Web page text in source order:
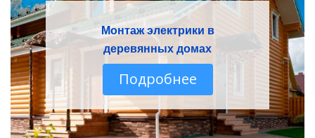
Монтаж электрики в
деревянных домах
Подробнее